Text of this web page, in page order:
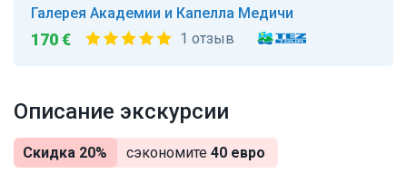
Описание экскурсии
Скидка 20% сэкономите 40 евро
Галерея Академии и Капелла Медичи
170 € 1 отзыв